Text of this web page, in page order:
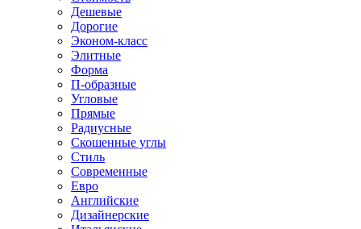
Дешевые
Дорогие
Эконом-класс
Элитные
Форма
П-образные
Угловые
Прямые
Радиусные
Скошенные углы
Стиль
Современные
Евро
Английские
Дизайнерские